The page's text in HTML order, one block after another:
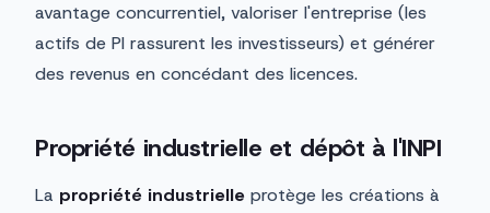
avantage concurrentiel, valoriser l'entreprise (les
actifs de PI rassurent les investisseurs) et générer
des revenus en concédant des licences.
Propriété industrielle et dépôt à l'INPI
La propriété industrielle protège les créations à